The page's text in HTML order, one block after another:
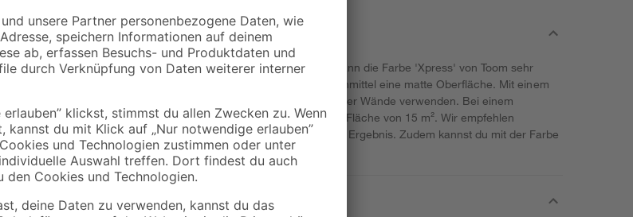
Wenn bei dir Renovierungsarbeiten anstehen, kann die Farbe 'Xpress' von Toom sehr
nützlich für dich sein. Dabei erzeugt das Anstrichmittel eine matte Oberfläche. Mit einem
Inhalt von 1 l kannst du es zum Streichen größerer Wände verwenden. Bei einem
einmaligen Anstrich reicht diese Menge für eine Fläche von 15 m². Wir empfehlen
allerdings 2 Farbaufträge für ein ansprechendes Ergebnis. Zudem kannst du mit der Farbe
Holz, Kunststoff und Hart-PVC behandeln.